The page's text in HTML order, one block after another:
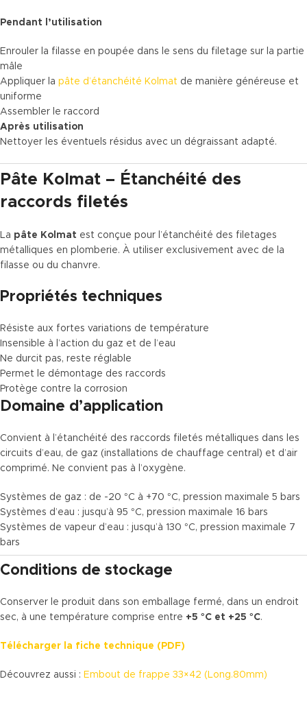
Pendant l’utilisation
Enrouler la filasse en poupée dans le sens du filetage sur la partie
mâle
Appliquer la pâte d’étanchéité Kolmat de manière généreuse et
uniforme
Assembler le raccord
Après utilisation
Nettoyer les éventuels résidus avec un dégraissant adapté.
Pâte Kolmat – Étanchéité des
raccords filetés
La pâte Kolmat est conçue pour l’étanchéité des filetages
métalliques en plomberie. À utiliser exclusivement avec de la
filasse ou du chanvre.
Propriétés techniques
Résiste aux fortes variations de température
Insensible à l’action du gaz et de l’eau
Ne durcit pas, reste réglable
Permet le démontage des raccords
Protège contre la corrosion
Domaine d’application
Convient à l’étanchéité des raccords filetés métalliques dans les
circuits d’eau, de gaz (installations de chauffage central) et d’air
comprimé. Ne convient pas à l’oxygène.
Systèmes de gaz : de -20 °C à +70 °C, pression maximale 5 bars
Systèmes d’eau : jusqu’à 95 °C, pression maximale 16 bars
Systèmes de vapeur d’eau : jusqu’à 130 °C, pression maximale 7
bars
Conditions de stockage
Conserver le produit dans son emballage fermé, dans un endroit
sec, à une température comprise entre +5 °C et +25 °C.
Télécharger la fiche technique (PDF)
Découvrez aussi : Embout de frappe 33×42 (Long.80mm)